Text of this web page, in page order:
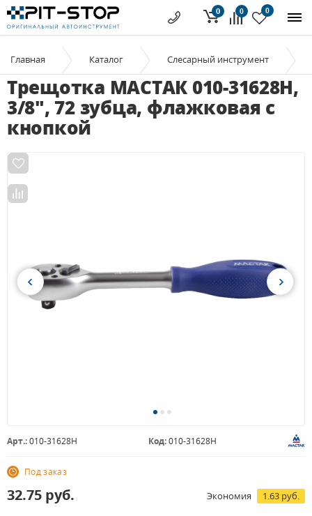
0 0
0
Главная Каталог Слесарный инструмент
Трещотка МАСТАК 010-31628H,
3/8", 72 зубца, флажковая с
кнопкой
Арт.:010-31628H Код:010-31628H
Под заказ
32.75 руб. Экономия 1.63 руб.